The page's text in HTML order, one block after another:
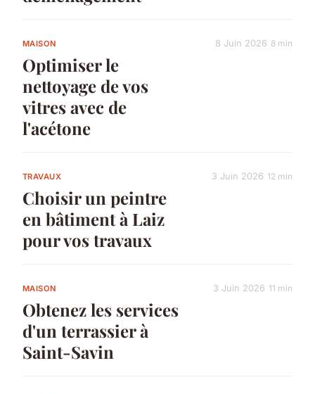
MAISON
Optimiser le
nettoyage de vos
vitres avec de
l'acétone
8 Juin 2026 8 min
TRAVAUX
Choisir un peintre
en bâtiment à Laiz
pour vos travaux
3 Juin 2026 12 min
MAISON
Obtenez les services
d'un terrassier à
Saint-Savin
3 Juin 2026 11 min